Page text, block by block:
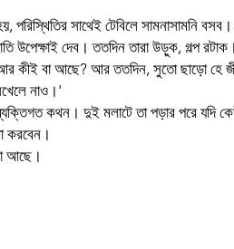
পরিস্থিতির সাথেই টেবিলে সামনাসামনি
উপেক্ষাই দেব। ততদিন তারা উড়ুক, গল্প রটাক।
আর কীই বা আছে? আর ততদিন, সুতো ছাড়ো হে
নাও।'
কথন। দুই মলাটে তা পড়ার পরে যদি
করবেন।
আছে।